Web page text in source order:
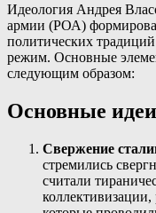
Идеология Андрея
армии (РОА)
политических
режим. Основные
следующим образом:
Основные
Свержение
стремились
считали